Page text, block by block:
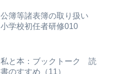
公簿等諸表簿の取り扱い
小学校初任者研修010
私と本：ブックトーク 読
書のすすめ（11）